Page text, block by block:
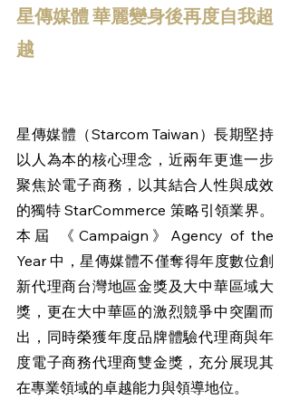
星傳媒體 華麗變身後再度自我超
越
星傳媒體（Starcom Taiwan）長期堅持
以人為本的核心理念，近兩年更進一步
聚焦於電子商務，以其結合人性與成效
的獨特 StarCommerce 策略引領業界。
本屆 《Campaign》Agency of the
Year 中，星傳媒體不僅奪得年度數位創
新代理商台灣地區金獎及大中華區域大
獎，更在大中華區的激烈競爭中突圍而
出，同時榮獲年度品牌體驗代理商與年
度電子商務代理商雙金獎，充分展現其
在專業領域的卓越能力與領導地位。